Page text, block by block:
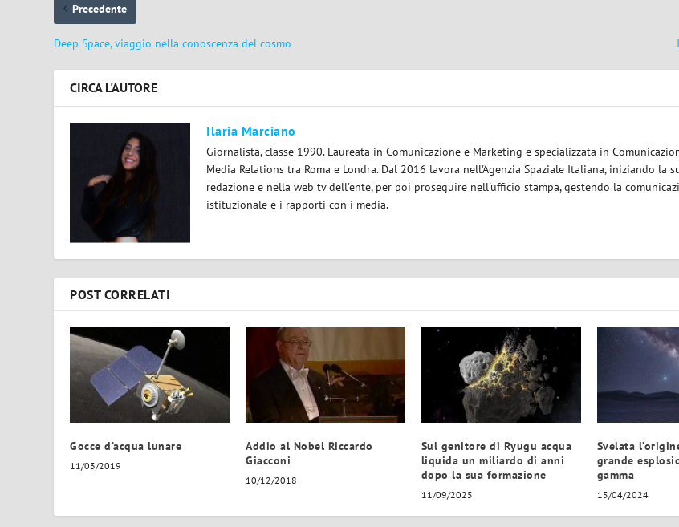
Precedente
Deep Space, viaggio nella conoscenza del cosmo
CIRCA L'AUTORE
Ilaria Marciano
Giornalista, classe 1990. Laureata in Comunicazione e Marketing e specializzata in
Media Relations tra Roma e Londra. Dal 2016 lavora nell'Agenzia Spaziale Italiana, iniziando la
redazione e nella web tv dell'ente, per poi proseguire nell'ufficio stampa, gestendo la
istituzionale e i rapporti con i media.
POST CORRELATI
Gocce d’acqua lunare
11/03/2019
Addio al Nobel Riccardo
Giacconi
10/12/2018
Sul genitore di Ryugu acqua
liquida un miliardo di anni
dopo la sua formazione
11/09/2025
Svelata
grande
gamma
15/04/2024